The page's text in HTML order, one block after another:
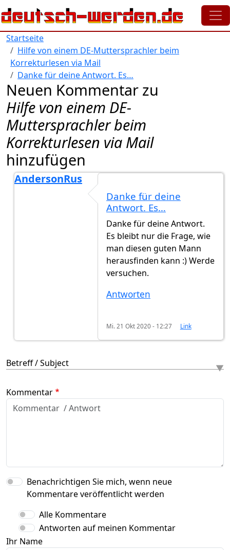
Direkt zum Inhalt
Startseite
Hilfe von einem DE-Muttersprachler beim
Korrekturlesen via Mail
Danke für deine Antwort. Es…
Neuen Kommentar zu
Hilfe von einem DE-
Muttersprachler beim
Korrekturlesen via Mail
hinzufügen
AndersonRus
Es gab einen Deutsch Lehrer…
Danke für deine
Antwort. Es…
Danke für deine Antwort.
Es bleibt nur die Frage, wie
man diesen guten Mann
herausfinden kann :) Werde
versuchen.
Antworten
Mi. 21 Okt 2020 - 12:27 Link
Betreff / Subject
Kommentar
Benachrichtigen Sie mich, wenn neue
Kommentare veröffentlicht werden
Alle Kommentare
Antworten auf meinen Kommentar
Ihr Name